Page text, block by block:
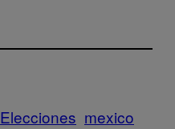
Elecciones mexico